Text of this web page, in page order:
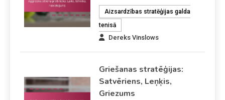
Aizsardzības stratēģijas galda
tenisā
Dereks Vinslows
Griešanas stratēģijas:
Satvēriens, Leņķis,
Griezums